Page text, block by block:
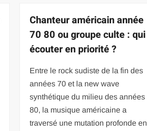
Chanteur américain année
70 80 ou groupe culte : qui
écouter en priorité ?
Entre le rock sudiste de la fin des
années 70 et la new wave
synthétique du milieu des années
80, la musique américaine a
traversé une mutation profonde en